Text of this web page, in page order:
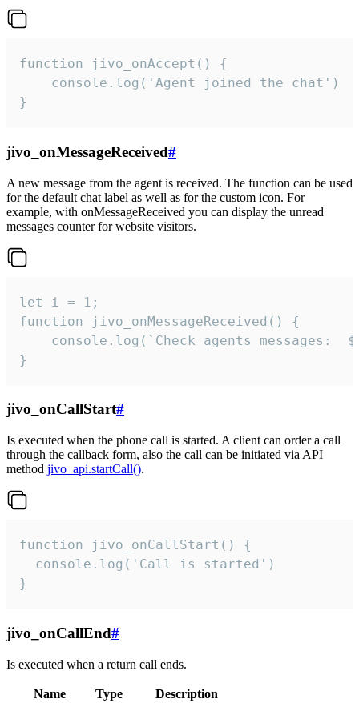
function jivo_onAccept() {
}
jivo_onMessageReceived#
A new message from the agent is received. The function can be used
for the default chat label as well as for the custom icon. For
example, with onMessageReceived you can display the unread
messages counter for website visitors.
let i = 1;
function jivo_onMessageReceived() {
}
jivo_onCallStart#
Is executed when the phone call is started. A client can order a call
through the callback form, also the call can be initiated via API
method jivo_api.startCall().
function jivo_onCallStart() {
  console.log('Call is started')
}
jivo_onCallEnd#
Is executed when a return call ends.
Name Type
Description